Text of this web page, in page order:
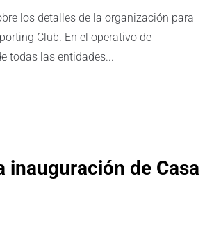
los detalles de la organización para
Club. En el operativo de
todas las entidades...
inauguración de Casa